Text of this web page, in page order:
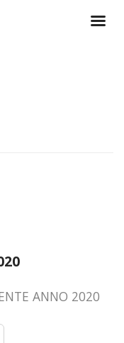
ANNO 2020